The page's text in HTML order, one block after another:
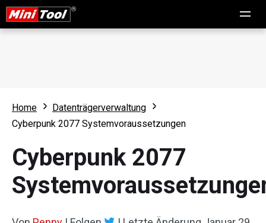
Home
Datenträgerverwaltung
Cyberpunk 2077 Systemvoraussetzungen
Cyberpunk 2077